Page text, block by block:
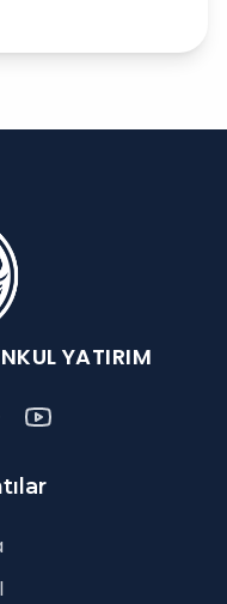
YATIRIM